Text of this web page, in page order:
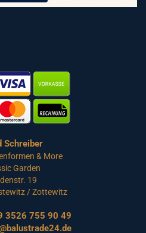
Schreiber
& More
Garden
19
/ Zottewitz
3526 755 90 49